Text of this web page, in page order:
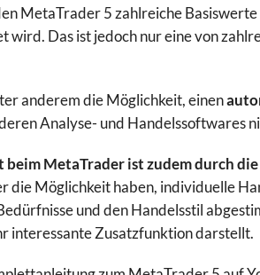
MetaTrader 5 zahlreiche
wird. Das ist jedoch nur eine von
anderem die Möglichkeit, einen
Analyse- und Handelssoftwares
beim MetaTrader ist zudem durch
die Möglichkeit haben, individuelle
und den Handelsstil
interessante Zusatzfunktion darstellt.